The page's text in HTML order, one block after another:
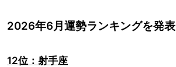
2026年6月運勢ランキングを発表
12位：射手座